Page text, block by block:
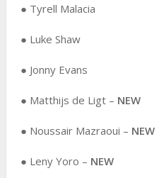
● Tyrell Malacia
● Luke Shaw
● Jonny Evans
● Matthijs de Ligt – NEW
● Noussair Mazraoui – NEW
● Leny Yoro – NEW